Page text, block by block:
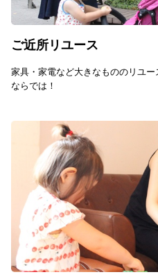
ご近所リユース
家具・家電など大きなもののリユ
ならでは！